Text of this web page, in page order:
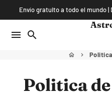
directamente
Envío gratuito a todo el mundo
menu search
home keyboard_arrow_right
Politica